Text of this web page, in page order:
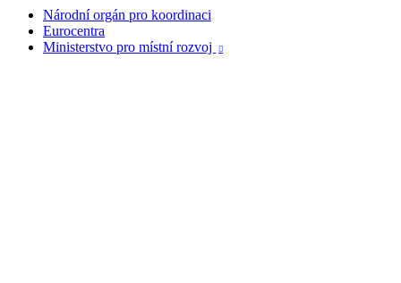
Národní orgán pro koordinaci
Eurocentra
Ministerstvo pro místní rozvoj
